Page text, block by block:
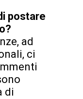
postare
ad
ci
di